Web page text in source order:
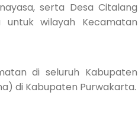
serta Desa Citalang
wilayah Kecamatan
di seluruh Kabupaten
di Kabupaten Purwakarta.